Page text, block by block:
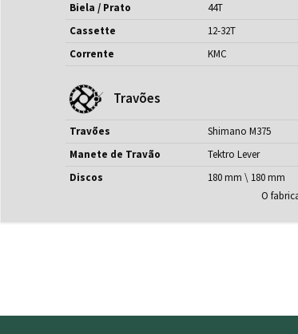
Biela / Prato
44T
Cassette
12-32T
Corrente
KMC
Travões
Travões
Shimano M375
Manete de Travão
Tektro Lever
Discos
180 mm \ 180 mm
O